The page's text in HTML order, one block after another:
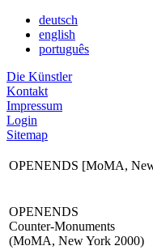
deutsch
english
português
Die Künstler
Kontakt
Impressum
Login
Sitemap
OPENENDS [MoMA,
OPENENDS
Counter-Monuments
(MoMA, New York 2000)